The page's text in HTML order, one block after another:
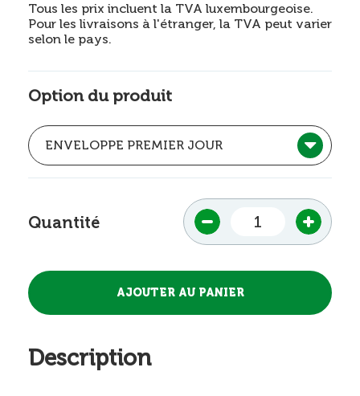
Tous les prix incluent la TVA luxembourgeoise.
Pour les livraisons à l'étranger, la TVA peut varier
selon le pays.
Option du produit
Quantité
Description